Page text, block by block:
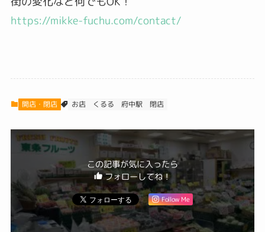
https://mikke-fuchu.com/contact/
開店・閉店 お店 くるる 府中駅 閉店
この記事が気に入ったら
フォローしてね！
Follow Me